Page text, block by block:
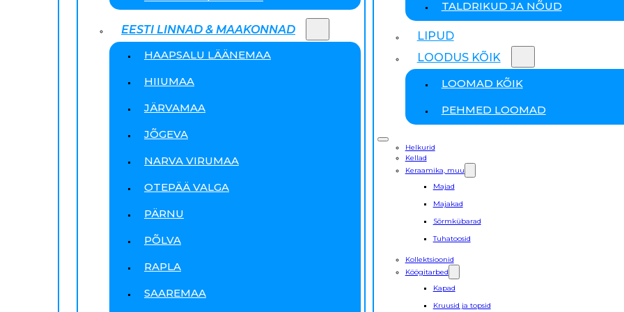
EESTI LINNAD & MAAKONNAD
HAAPSALU LÄÄNEMAA
HIIUMAA
JÄRVAMAA
JÕGEVA
NARVA VIRUMAA
OTEPÄÄ VALGA
PÄRNU
PÕLVA
RAPLA
SAAREMAA
TALDRIKUD JA NÕUD
LIPUD
LOODUS KÕIK
LOOMAD KÕIK
PEHMED LOOMAD
Helkurid
Kellad
Keraamika, muu
Majad
Majakad
Sõrmkübarad
Tuhatoosid
Kollektsioonid
Köögitarbed
Kapad
Kruusid ja topsid